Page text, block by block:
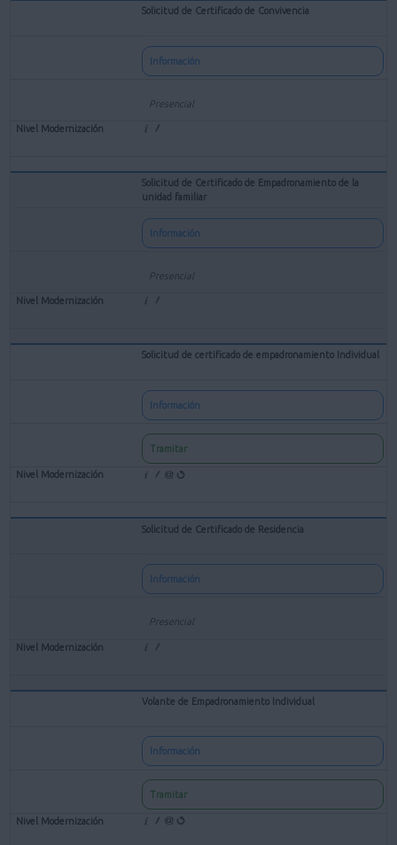
Solicitud de Certificado de Convivencia
Información
Presencial
Solicitud de Certificado de Empadronamiento de la
unidad familiar
Información
Presencial
Solicitud de certificado de empadronamiento Individual
Información
Tramitar
Solicitud de Certificado de Residencia
Información
Presencial
Volante de Empadronamiento Individual
Información
Tramitar